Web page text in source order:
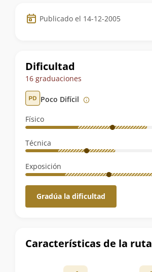
Datos
de
ruta
Publicado el 14-12-2005
Dificultad
16 graduaciones
Poco Difícil
Físico
Técnica
Exposición
Gradúa la dificultad
Características de la ruta